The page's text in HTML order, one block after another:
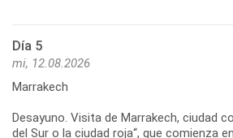
Día 5
mi, 12.08.2026
Marrakech
Desayuno. Visita de Marrakech, ciudad
del Sur o la ciudad roja“, que comienza